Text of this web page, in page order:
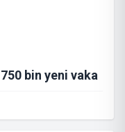
bin yeni vaka